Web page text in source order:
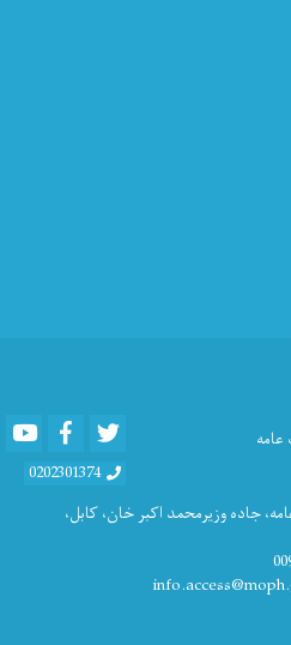
Youtube Facebook
0202301374
جاده وزیرمحمد اکبر خان، کابل،